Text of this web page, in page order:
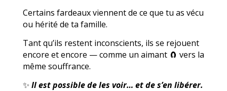
Certains fardeaux viennent de ce que tu as vécu
ou hérité de ta famille.
Tant qu’ils restent inconscients, ils se rejouent
encore et encore — comme un aimant 🧲 vers la
même souffrance.
✨ Il est possible de les voir… et de s’en libérer.